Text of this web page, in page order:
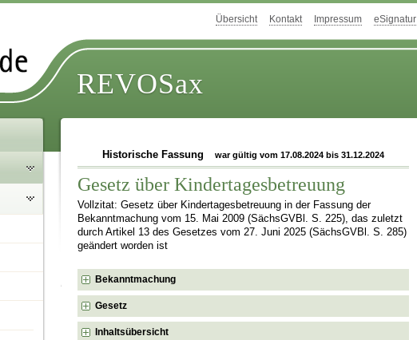
Übersicht Kontakt Impressum eSignatur
REVOSax
Historische Fassung war gültig vom 17.08.2024 bis 31.12.2024
Gesetz über Kindertagesbetreuung
Vollzitat: Gesetz über Kindertagesbetreuung in der Fassung der
Bekanntmachung vom 15. Mai 2009 (SächsGVBl. S. 225), das zuletzt
durch Artikel 13 des Gesetzes vom 27. Juni 2025 (SächsGVBl. S. 285)
geändert worden ist
Bekanntmachung
Gesetz
Inhaltsübersicht